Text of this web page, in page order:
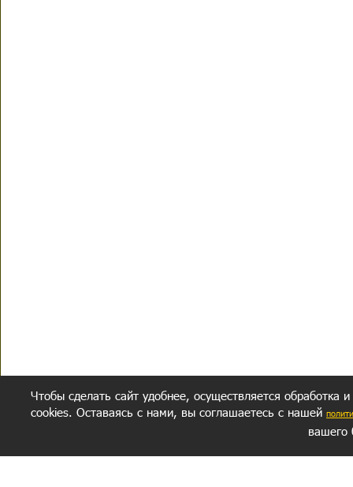
Чтобы сделать сайт удобнее, осуществляется обработка
cookies. Оставаясь с нами, вы соглашаетесь с нашей
вашего